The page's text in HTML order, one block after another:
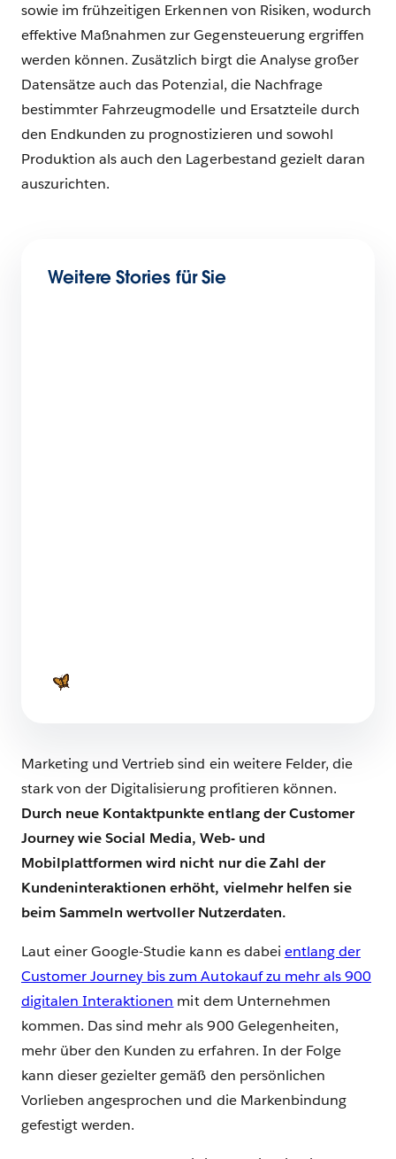
sowie im frühzeitigen Erkennen von Risiken, wodurch
effektive Maßnahmen zur Gegensteuerung ergriffen
werden können. Zusätzlich birgt die Analyse großer
Datensätze auch das Potenzial, die Nachfrage
bestimmter Fahrzeugmodelle und Ersatzteile durch
den Endkunden zu prognostizieren und sowohl
Produktion als auch den Lagerbestand gezielt daran
auszurichten.
Weitere Stories für Sie
Lawatsch und Markus Spillner von adesso SE
Marketing und Vertrieb sind ein weitere Felder, die
stark von der Digitalisierung profitieren können.
Durch neue Kontaktpunkte entlang der Customer
Journey wie Social Media, Web- und
Mobilplattformen wird nicht nur die Zahl der
Kundeninteraktionen erhöht, vielmehr helfen sie
beim Sammeln wertvoller Nutzerdaten.
Laut einer Google-Studie kann es dabei entlang der
Customer Journey bis zum Autokauf zu mehr als 900
digitalen Interaktionen mit dem Unternehmen
kommen. Das sind mehr als 900 Gelegenheiten,
mehr über den Kunden zu erfahren. In der Folge
kann dieser gezielter gemäß den persönlichen
Vorlieben angesprochen und die Markenbindung
gefestigt werden.